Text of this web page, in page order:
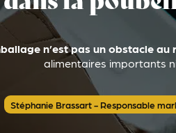
n’est pas un obstacle au
alimentaires importants
Stéphanie Brassart - Responsable